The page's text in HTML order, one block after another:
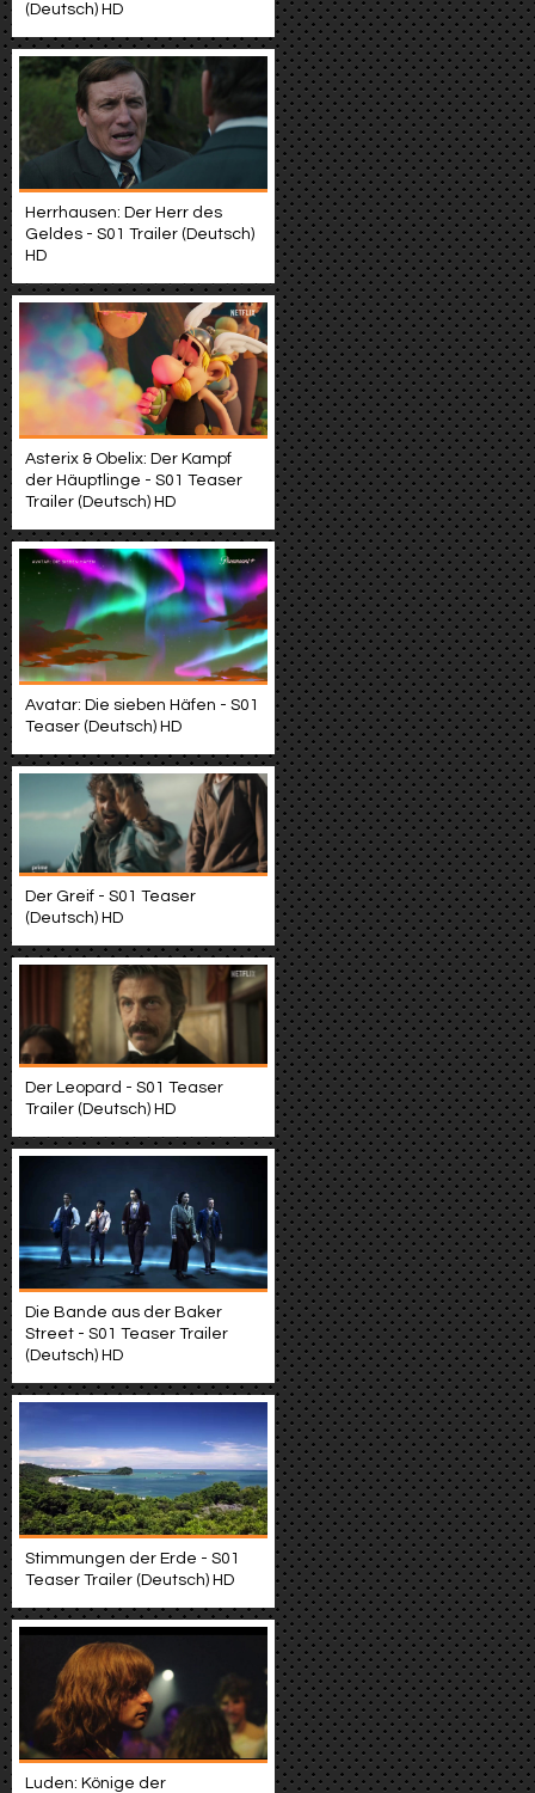
(Deutsch) HD
Herrhausen: Der Herr des
Geldes - S01 Trailer (Deutsch)
HD
Asterix & Obelix: Der Kampf
der Häuptlinge - S01 Teaser
Trailer (Deutsch) HD
Avatar: Die sieben Häfen - S01
Teaser (Deutsch) HD
Der Greif - S01 Teaser
(Deutsch) HD
Der Leopard - S01 Teaser
Trailer (Deutsch) HD
Die Bande aus der Baker
Street - S01 Teaser Trailer
(Deutsch) HD
Stimmungen der Erde - S01
Teaser Trailer (Deutsch) HD
Luden: Könige der